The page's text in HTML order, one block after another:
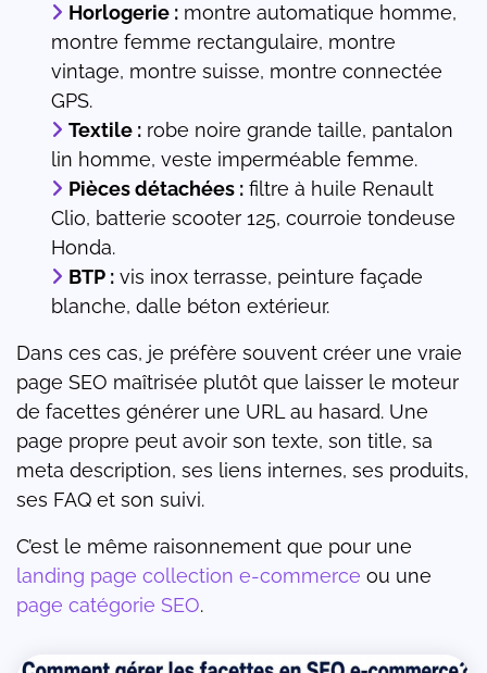
Horlogerie : montre automatique homme,
montre femme rectangulaire, montre
vintage, montre suisse, montre connectée
GPS.
Textile : robe noire grande taille, pantalon
lin homme, veste imperméable femme.
Pièces détachées : filtre à huile Renault
Clio, batterie scooter 125, courroie tondeuse
Honda.
BTP : vis inox terrasse, peinture façade
blanche, dalle béton extérieur.
Dans ces cas, je préfère souvent créer une vraie
page SEO maîtrisée plutôt que laisser le moteur
de facettes générer une URL au hasard. Une
page propre peut avoir son texte, son title, sa
meta description, ses liens internes, ses produits,
ses FAQ et son suivi.
C’est le même raisonnement que pour une
landing page collection e-commerce ou une
page catégorie SEO.